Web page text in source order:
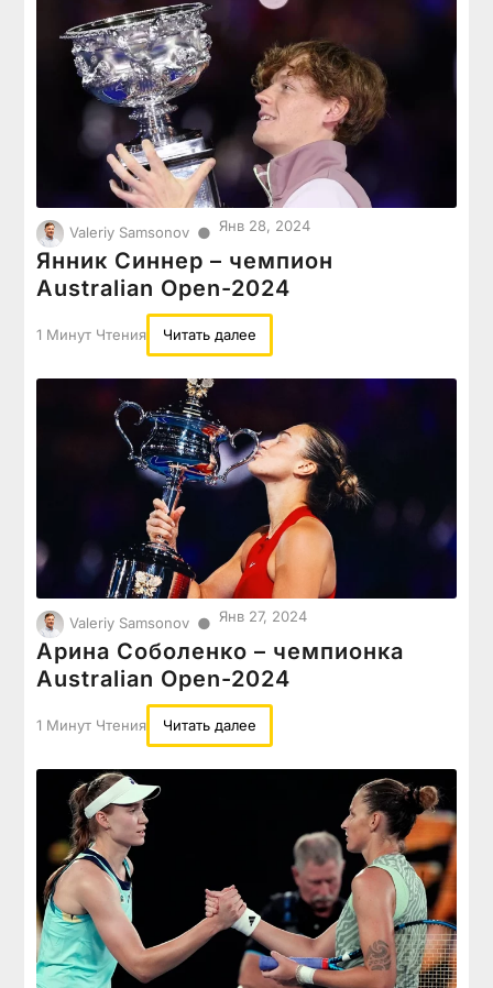
Valeriy Samsonov ● Янв 28, 2024
Янник Синнер – чемпион
Australian Open-2024
1 Минут Чтения Читать далее
Valeriy Samsonov ● Янв 27, 2024
Арина Соболенко – чемпионка
Australian Open-2024
1 Минут Чтения Читать далее